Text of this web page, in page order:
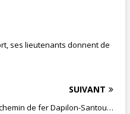
ses lieutenants donnent de
SUIVANT
de fer Dapilon-Santou…